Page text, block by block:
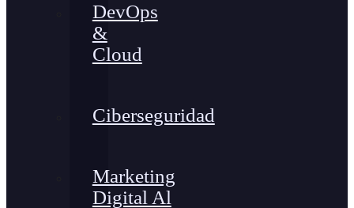
DevOps
&
Cloud
Ciberseguridad
Marketing
Digital Al